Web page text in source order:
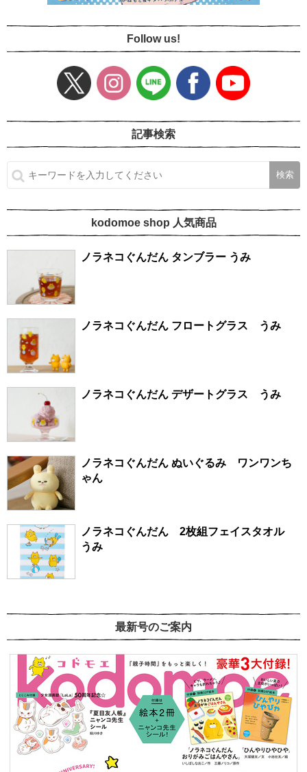
Follow us!
記事検索
kodomoe shop 人気商品
ノラネコぐんだん タンブラー うみ
ノラネコぐんだん フロートグラス うみ
ノラネコぐんだん デザートグラス うみ
ノラネコぐんだん ぬいぐるみ ワンワンち
ゃん
ノラネコぐんだん 2枚組フェイスタオル
うみ
最新号のご案内